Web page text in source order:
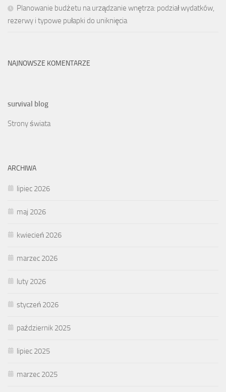
Planowanie budżetu na urządzanie wnętrza: podział wydatków,
rezerwy i typowe pułapki do uniknięcia
NAJNOWSZE KOMENTARZE
survival blog
Strony świata
ARCHIWA
lipiec 2026
maj 2026
kwiecień 2026
marzec 2026
luty 2026
styczeń 2026
październik 2025
lipiec 2025
marzec 2025